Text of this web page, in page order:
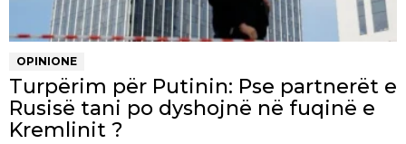
OPINIONE
Turpërim për Putinin: Pse partnerët e
Rusisë tani po dyshojnë në fuqinë e
Kremlinit ?